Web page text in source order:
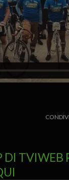
TVIWEB